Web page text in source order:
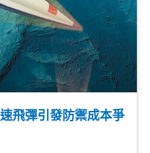
飛彈引發防禦成本爭